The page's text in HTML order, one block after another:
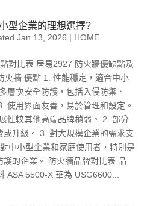
型企業的理想選擇?
Jan 13, 2026 | HOME
對比表 居易2927 防火牆優缺點及
火牆 優點 1. 性能穩定，適合中小
層次安全防護，包括入侵防禦、
使用界面友善，易於管理和設定。
性較其他高端品牌稍弱。 2. 部分
或升級。 3. 對大規模企業的需求支
中小型企業和家庭使用者，特別是
的企業。 防火牆品牌對比表 品
ASA 5500-X 華為 USG6600...